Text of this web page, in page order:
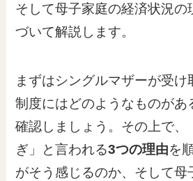
そして母子家庭の経済状況の
づいて解説します。
まずはシングルマザーが受け
制度にはどのようなものがあ
確認しましょう。その上で、
ぎ」と言われる3つの理由を
がそう感じるのか、そして母